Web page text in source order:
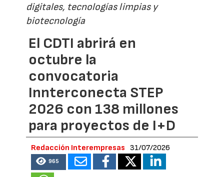
digitales, tecnologías limpias y
biotecnología
El CDTI abrirá en
octubre la
convocatoria
Innterconecta STEP
2026 con 138 millones
para proyectos de I+D
Redacción Interempresas 31/07/2026
965